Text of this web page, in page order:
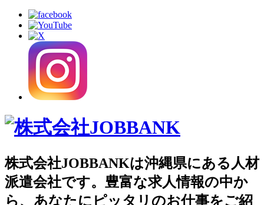
株式会社JOBBANKは沖縄県にある人材
派遣会社です。豊富な求人情報の中か
ら、あなたにピッタリのお仕事をご紹